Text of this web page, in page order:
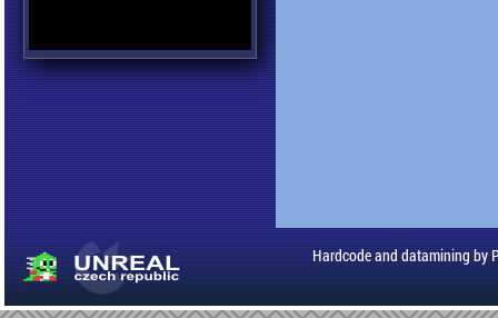
Hardcode and datamining by